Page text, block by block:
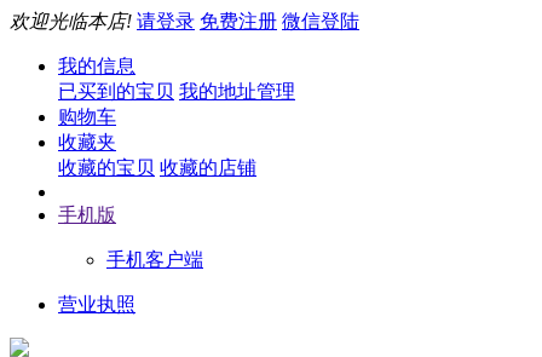
欢迎光临本店! 请登录 免费注册 微信登陆
我的信息
已买到的宝贝 我的地址管理
购物车
收藏夹
收藏的宝贝 收藏的店铺
手机版
手机客户端
营业执照